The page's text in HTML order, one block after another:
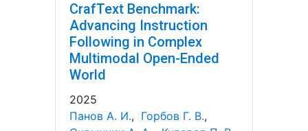
CrafText Benchmark:
Advancing Instruction
Following in Complex
Multimodal Open-Ended
World
2025
Панов А. И., Горбов Г. В.,